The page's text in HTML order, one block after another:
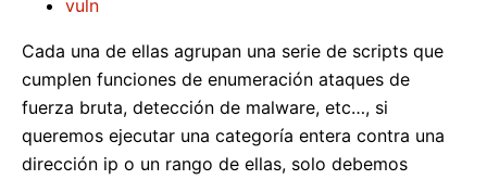
vuln
Cada una de ellas agrupan una serie de scripts que
cumplen funciones de enumeración ataques de
fuerza bruta, detección de malware, etc…, si
queremos ejecutar una categoría entera contra una
dirección ip o un rango de ellas, solo debemos